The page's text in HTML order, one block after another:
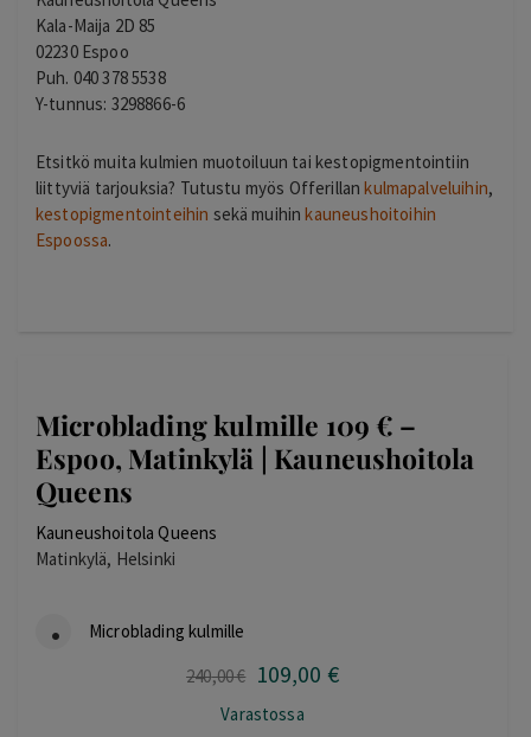
Kala-Maija 2D 85
02230 Espoo
Puh. 040 378 5538
Y-tunnus: 3298866-6
Etsitkö muita kulmien muotoiluun tai kestopigmentointiin
liittyviä tarjouksia? Tutustu myös Offerillankulmapalveluihin,
kestopigmentointeihin sekä muihinkauneushoitoihin
Espoossa.
Microblading kulmille 109 € –
Espoo, Matinkylä | Kauneushoitola
Queens
Kauneushoitola Queens
Matinkylä, Helsinki
Microblading kulmille
240,00€ Alkuperäinen
oli:
109,00 €Nykyinen
Varastossa